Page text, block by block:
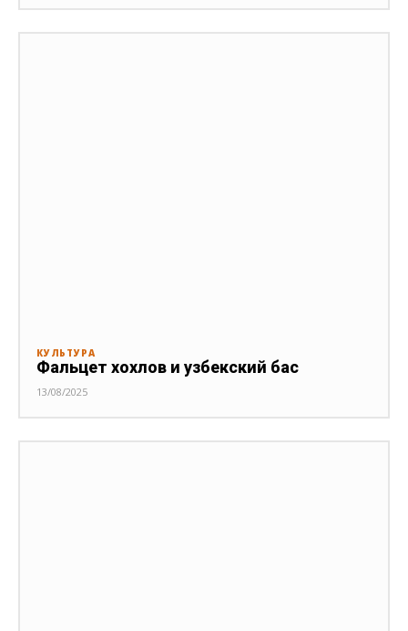
КУЛЬТУРА
Фальцет хохлов и узбекский бас
13/08/2025